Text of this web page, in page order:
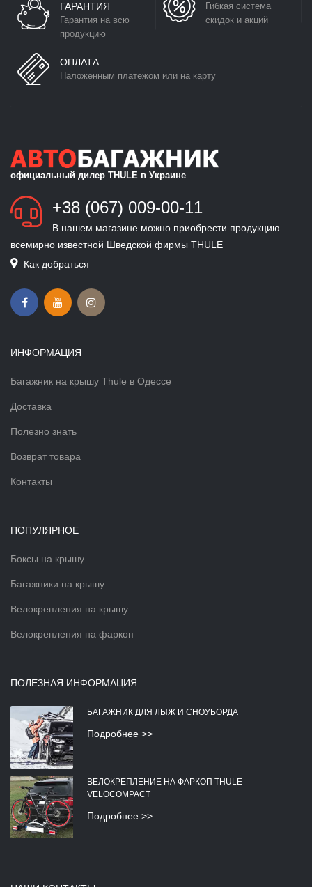
ГАРАНТИЯ
Гарантия на всю
продукцию
Гибкая система
скидок и акций
ОПЛАТА
Наложенным платежом или на карту
официальный дилер THULE в Украине
+38 (067) 009-00-11
В нашем магазине можно приобрести продукцию
всемирно известной Шведской фирмы THULE
Как добраться
ИНФОРМАЦИЯ
Багажник на крышу Thule в Одессе
Доставка
Полезно знать
Возврат товара
Контакты
ПОПУЛЯРНОЕ
Боксы на крышу
Багажники на крышу
Велокрепления на крышу
Велокрепления на фаркоп
ПОЛЕЗНАЯ ИНФОРМАЦИЯ
БАГАЖНИК ДЛЯ ЛЫЖ И СНОУБОРДА
Подробнее >>
ВЕЛОКРЕПЛЕНИЕ НА ФАРКОП THULE
VELOCOMPACT
Подробнее >>